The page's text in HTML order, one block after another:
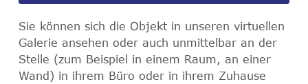
Sie können sich die Objekt in unseren virtuellen
Galerie ansehen oder auch unmittelbar an der
Stelle (zum Beispiel in einem Raum, an einer
Wand) in ihrem Büro oder in ihrem Zuhause